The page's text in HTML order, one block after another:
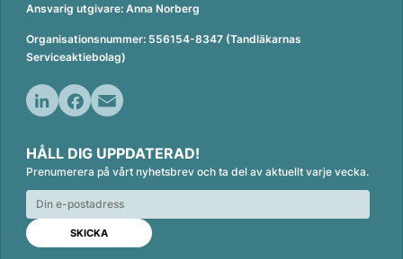
Ansvarig utgivare: Anna Norberg
Organisationsnummer: 556154-8347 (Tandläkarnas
Serviceaktiebolag)
n
k
e
d
n
c
e
b
o
o
k
a
i
l
HÅLL DIG UPPDATERAD!
Prenumerera på vårt nyhetsbrev och ta del av aktuellt varje vecka.